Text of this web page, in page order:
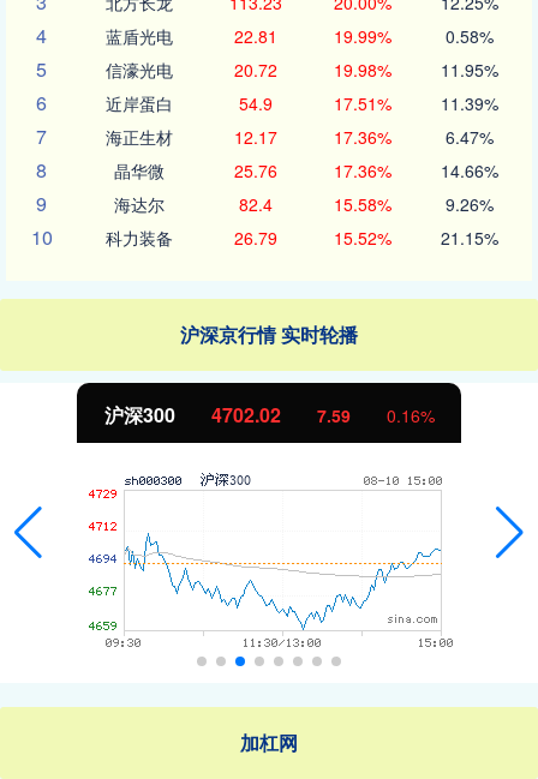
4 蓝盾光电 22.81 19.99% 0.58%
5 信濠光电 20.72 19.98% 11.95%
6 近岸蛋白 54.9 17.51% 11.39%
7 海正生材 12.17 17.36% 6.47%
8 晶华微 25.76 17.36% 14.66%
9 海达尔 82.4 15.58% 9.26%
10 科力装备 26.79 15.52% 21.15%
沪深京行情 实时轮播
北证50 1122.88 -11.37
加杠网